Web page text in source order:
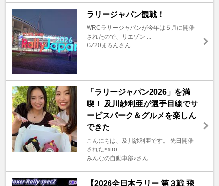
ラリージャパン観戦！
WRCラリージャパンが今年は５月に開催
されたので、リエゾン ...
GZ20まろんさん
「ラリージャパン2026」を満
喫！ 及川紗利亜が選手目線でサ
ービスパーク＆グルメを楽しん
できた
こんにちは、及川紗利亜です。 先日開催
された<stro ...
みんなの自動車部♪さん
【2026全日本ラリー 第３戦 飛